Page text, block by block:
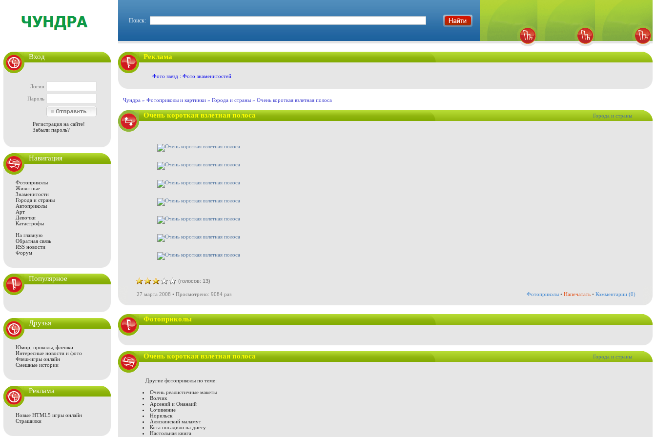
Поиск:
Вход
Логин
Пароль
Регистрация на сайте!
Забыли пароль?
Навигация
Фотоприколы
Животные
Знаменитости
Города и страны
Автоприколы
Арт
Девочки
Катастрофы
На главную
Обратная связь
RSS новости
Форум
Популярное
Друзья
Юмор, приколы, флешки
Интересные новости и фото
Флеш-игры онлайн
Смешные истории
Реклама
Новые HTML5 игры онлайн
Страшилки
Реклама
Фото звезд : Фото знаменитостей
Чундра » Фотоприколы и картинки » Города и страны » Очень короткая взлетная полоса
Очень короткая взлетная полоса Города и страны
(голосов: 13)
27 марта 2008 • Просмотрено: 9084 раз Фотоприколы • Напечатать • Комментарии (0)
Фотоприколы
Очень короткая взлетная полоса Города и страны
Другие фотоприколы по теме:
Очень реалистичные макеты
Волчик
Арсений и Онанаий
Сочинение
Норильск
Аляскинский маламут
Кота посадили на диету
Настольная книга